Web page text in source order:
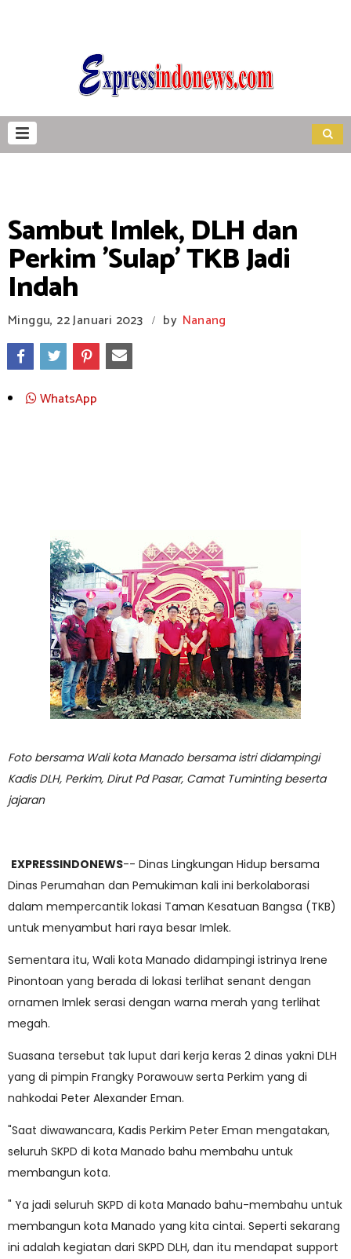
Sambut Imlek, DLH dan
Perkim 'Sulap' TKB Jadi
Indah
Minggu, 22 Januari 2023 / by Nanang
WhatsApp
Foto bersama Wali kota Manado bersama istri didampingi
Kadis DLH, Perkim, Dirut Pd Pasar, Camat Tuminting beserta
jajaran
EXPRESSINDONEWS-- Dinas Lingkungan Hidup bersama
Dinas Perumahan dan Pemukiman kali ini berkolaborasi
dalam mempercantik lokasi Taman Kesatuan Bangsa (TKB)
untuk menyambut hari raya besar Imlek.
Sementara itu, Wali kota Manado didampingi istrinya Irene
Pinontoan yang berada di lokasi terlihat senant dengan
ornamen Imlek serasi dengan warna merah yang terlihat
megah.
Suasana tersebut tak luput dari kerja keras 2 dinas yakni DLH
yang di pimpin Frangky Porawouw serta Perkim yang di
nahkodai Peter Alexander Eman.
"Saat diwawancara, Kadis Perkim Peter Eman mengatakan,
seluruh SKPD di kota Manado bahu membahu untuk
membangun kota.
" Ya jadi seluruh SKPD di kota Manado bahu-membahu untuk
membangun kota Manado yang kita cintai. Seperti sekarang
ini adalah kegiatan dari SKPD DLH, dan itu mendapat support